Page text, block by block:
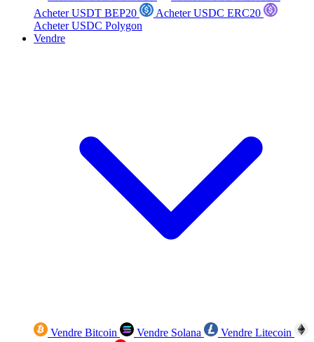
Acheter USDT BEP20
Acheter USDC ERC20
Acheter USDC Polygon
Vendre
Vendre Bitcoin Vendre Solana
Vendre Litecoin